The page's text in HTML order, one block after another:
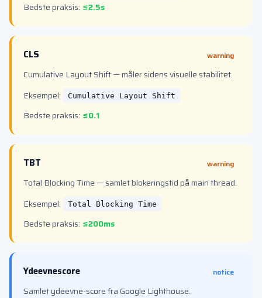
Bedste praksis: ≤2.5s
CLS warning
Cumulative Layout Shift — måler sidens visuelle stabilitet.
Eksempel:
Cumulative Layout Shift
Bedste praksis: ≤0.1
TBT warning
Total Blocking Time — samlet blokeringstid på main thread.
Eksempel:
Total Blocking Time
Bedste praksis: ≤200ms
Ydeevnescore notice
Samlet ydeevne-score fra Google Lighthouse.